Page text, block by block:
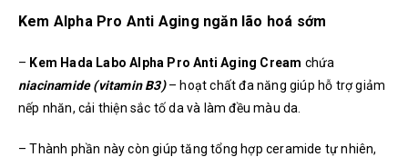
Kem Alpha Pro Anti Aging ngăn lão hoá sớm
– Kem Hada Labo Alpha Pro Anti Aging Cream chứa
niacinamide (vitamin B3)– hoạt chất đa năng giúp hỗ trợ giảm
nếp nhăn, cải thiện sắc tố da và làm đều màu da.
– Thành phần này còn giúp tăng tổng hợp ceramide tự nhiên,